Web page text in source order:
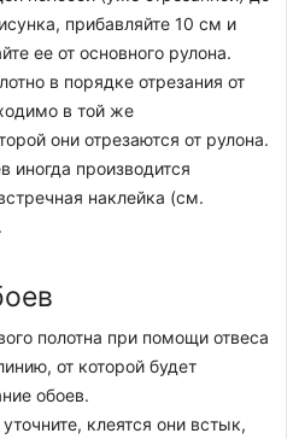
прибавляйте 10 см и
ее от основного рулона.
в порядке отрезания от
в той же
они отрезаются от рулона.
иногда производится
наклейка (см.
полотна при помощи отвеса
от которой будет
обоев.
клеятся они встык,